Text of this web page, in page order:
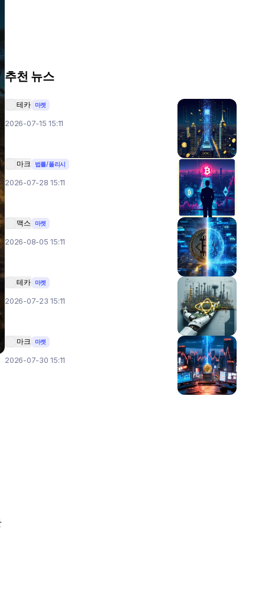
추천 뉴스
테카 마켓
2026-07-15 15:11
마크 법률/폴리시
2026-07-28 15:11
맥스 마켓
2026-08-05 15:11
테카 마켓
2026-07-23 15:11
마크 마켓
2026-07-30 15:11